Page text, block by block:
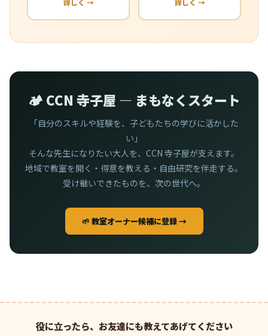
詳しく → 詳しく →
🏕️ CCN 寺子屋 — まもなくスタート
「自分のスキルや経験を、子どもたちの学びに活かした
い」
そんな先生になりたい大人を、CCN 寺子屋が支えます。
地域で教室を開く・得意を教える・自由研究を伴走する。
受け継いできたものを、次の世代へ。
🌱 教室オーナー候補に登録 →
役に立ったら、お友達にも教えてあげてください